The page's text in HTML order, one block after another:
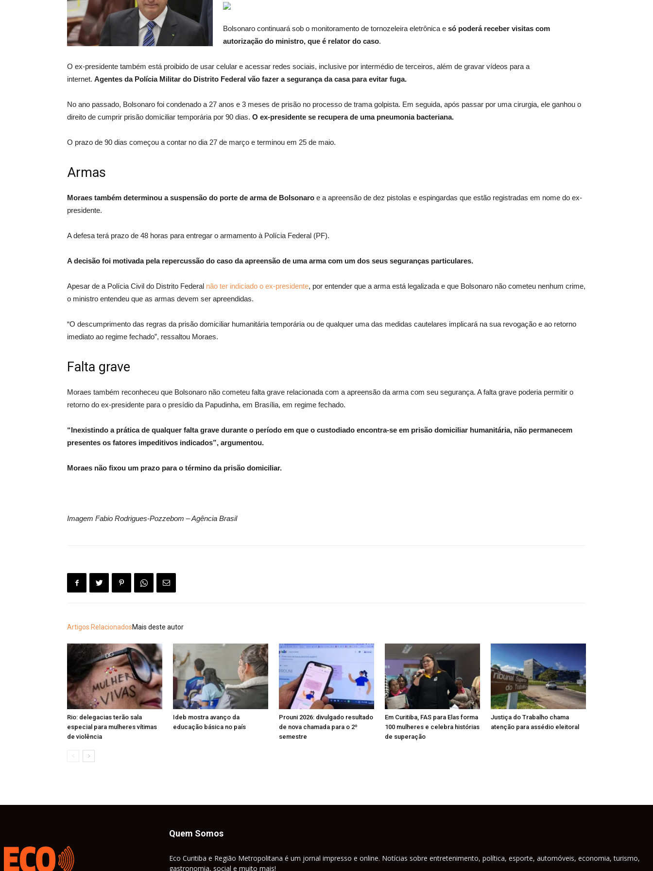
Bolsonaro continuará sob o monitoramento de tornozeleira eletrônica e só poderá receber visitas com
autorização do ministro, que é relator do caso.
O ex-presidente também está proibido de usar celular e acessar redes sociais, inclusive por intermédio de terceiros, além de gravar vídeos para a
internet. Agentes da Polícia Militar do Distrito Federal vão fazer a segurança da casa para evitar fuga.
No ano passado, Bolsonaro foi condenado a 27 anos e 3 meses de prisão no processo de trama golpista. Em seguida, após passar por uma cirurgia, ele ganhou o
direito de cumprir prisão domiciliar temporária por 90 dias. O ex-presidente se recupera de uma pneumonia bacteriana.
O prazo de 90 dias começou a contar no dia 27 de março e terminou em 25 de maio.
Armas
Moraes também determinou a suspensão do porte de arma de Bolsonaro e a apreensão de dez pistolas e espingardas que estão registradas em nome do ex-
presidente.
A defesa terá prazo de 48 horas para entregar o armamento à Polícia Federal (PF).
A decisão foi motivada pela repercussão do caso da apreensão de uma arma com um dos seus seguranças particulares.
Apesar de a Polícia Civil do Distrito Federal não ter indiciado o ex-presidente, por entender que a arma está legalizada e que Bolsonaro não cometeu nenhum crime,
o ministro entendeu que as armas devem ser apreendidas.
“O descumprimento das regras da prisão domiciliar humanitária temporária ou de qualquer uma das medidas cautelares implicará na sua revogação e ao retorno
imediato ao regime fechado”, ressaltou Moraes.
Falta grave
Moraes também reconheceu que Bolsonaro não cometeu falta grave relacionada com a apreensão da arma com seu segurança. A falta grave poderia permitir o
retorno do ex-presidente para o presídio da Papudinha, em Brasília, em regime fechado.
“Inexistindo a prática de qualquer falta grave durante o período em que o custodiado encontra-se em prisão domiciliar humanitária, não permanecem
presentes os fatores impeditivos indicados”, argumentou.
Moraes não fixou um prazo para o término da prisão domiciliar.
Imagem Fabio Rodrigues-Pozzebom – Agência Brasil
Artigos RelacionadosMais deste autor
Rio: delegacias terão sala
especial para mulheres vítimas
de violência
Ideb mostra avanço da
educação básica no país
Prouni 2026: divulgado resultado
de nova chamada para o 2º
semestre
Em Curitiba, FAS para Elas forma
100 mulheres e celebra histórias
de superação
Justiça do Trabalho chama
atenção para assédio eleitoral
Quem Somos
Eco Curitiba e Região Metropolitana é um jornal impresso e online. Notícias sobre entretenimento, política, esporte, automóveis, economia, turismo,
gastronomia, social e muito mais!